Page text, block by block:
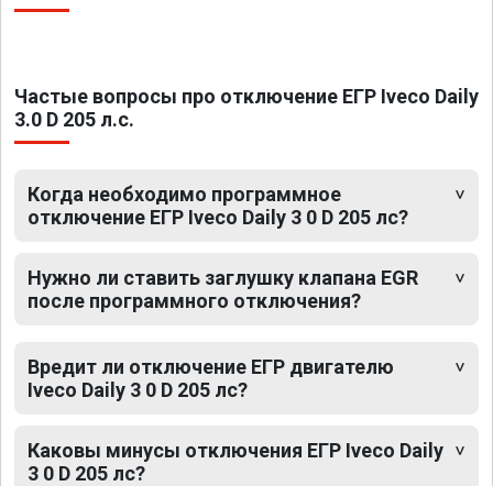
Частые вопросы про отключение ЕГР Iveco Daily
3.0 D 205 л.с.
Когда необходимо программное
отключение ЕГР Iveco Daily 3 0 D 205 лс?
Нужно ли ставить заглушку клапана EGR
после программного отключения?
Вредит ли отключение ЕГР двигателю
Iveco Daily 3 0 D 205 лс?
Каковы минусы отключения ЕГР Iveco Daily
3 0 D 205 лс?